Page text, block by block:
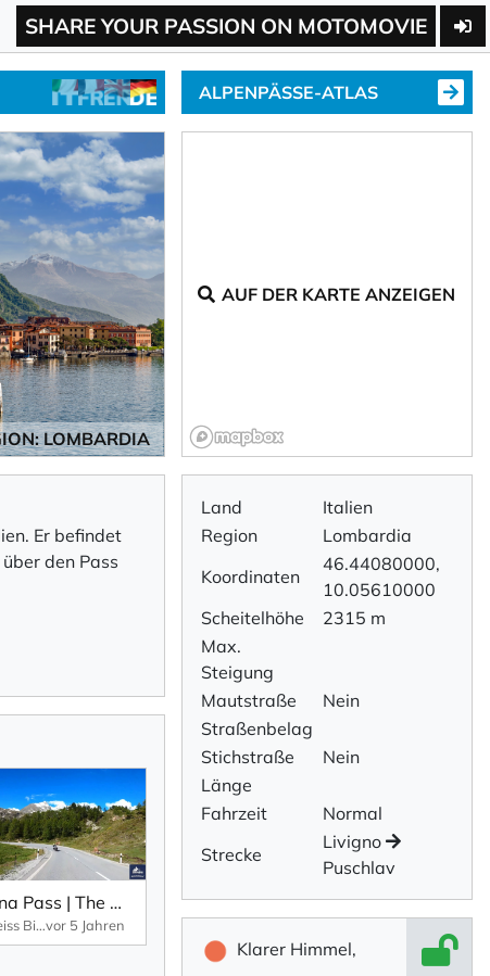
SHARE YOUR PASSION ON MOTOMOVIE
LOMBARDIA
ALPENPÄSSE-ATLAS
AUF DER KARTE ANZEIGEN
Er befindet
den Pass
Bernina Pass | The most beautiful roads of the Alps
Edelweiss Bike Travelvor 5 Jahren
Land
Italien
Region
Lombardia
Koordinaten
46.44080000,
10.05610000
Scheitelhöhe
2315 m
Max.
Steigung
Mautstraße
Nein
Straßenbelag
Stichstraße
Nein
Länge
Fahrzeit
Normal
Strecke
Livigno
Puschlav
Klarer Himmel,